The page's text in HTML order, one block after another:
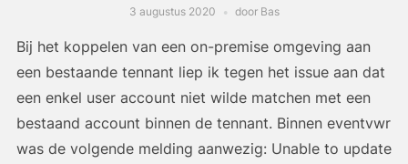
3 augustus 2020 door Bas
Bij het koppelen van een on-premise omgeving aan
een bestaande tennant liep ik tegen het issue aan dat
een enkel user account niet wilde matchen met een
bestaand account binnen de tennant. Binnen eventvwr
was de volgende melding aanwezig: Unable to update